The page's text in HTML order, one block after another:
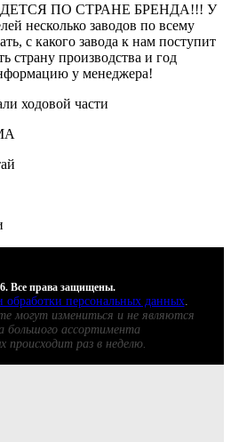
ПО СТРАНЕ БРЕНДА!!! У
несколько заводов по всему
с какого завода к нам поступит
страну производства и год
у менеджера!
ходовой части
Все права защищены.
персональных данных.
могут измениться и не являются
большого ассортимента
происходит раз в неделю.